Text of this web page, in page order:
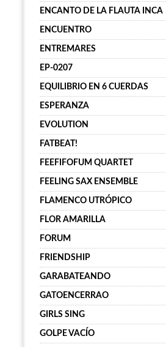
ENCANTO DE LA FLAUTA INCA
ENCUENTRO
ENTREMARES
EP-0207
EQUILIBRIO EN 6 CUERDAS
ESPERANZA
EVOLUTION
FATBEAT!
FEEFIFOFUM QUARTET
FEELING SAX ENSEMBLE
FLAMENCO UTRÓPICO
FLOR AMARILLA
FORUM
FRIENDSHIP
GARABATEANDO
GATOENCERRAO
GIRLS SING
GOLPE VACÍO